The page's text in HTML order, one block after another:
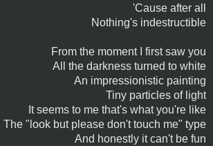
'Cause after all
Nothing's indestructible
From the moment I first saw you
All the darkness turned to white
An impressionistic painting
Tiny particles of light
It seems to me that's what you're like
The "look but please don't touch me" type
And honestly it can't be fun